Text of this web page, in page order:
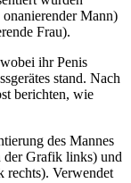
Mann)
Frau).
ihr Penis
stand. Nach
berichten, wie
des Mannes
der Grafik links) und
rechts). Verwendet